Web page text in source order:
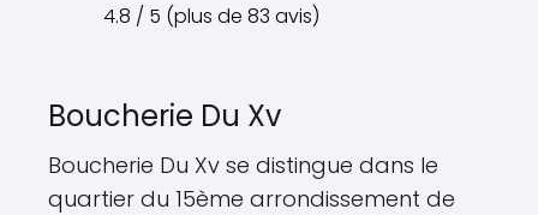
4.8 / 5 (plus de 83 avis)
Boucherie Du Xv
Boucherie Du Xv se distingue dans le
quartier du 15ème arrondissement de